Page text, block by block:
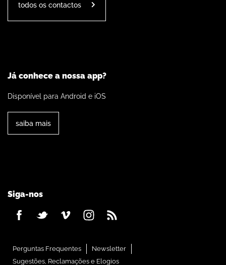
todos os contactos
Já conhece a nossa app?
Disponível para Android e iOS
saiba mais
Siga-nos
Perguntas Frequentes
Newsletter
Sugestões, Reclamações e Elogios